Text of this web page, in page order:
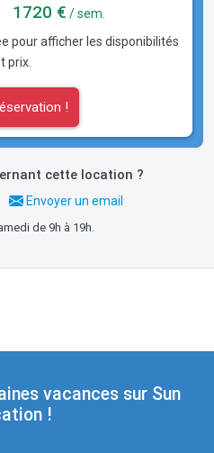
1720 € / sem.
pour afficher les disponibilités
prix.
!
cette location ?
Envoyer un email
de 9h à 19h.
vacances sur Sun
!